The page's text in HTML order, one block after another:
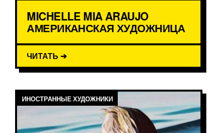
MICHELLE MIA ARAUJO
АМЕРИКАНСКАЯ ХУДОЖНИЦА
ЧИТАТЬ ➔
ИНОСТРАННЫЕ ХУДОЖНИКИ